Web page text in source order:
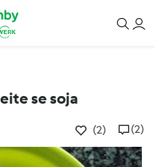
se soja
(2) (2)